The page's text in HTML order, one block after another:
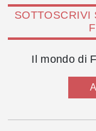
SOTTOSCRIVI
Il mondo di